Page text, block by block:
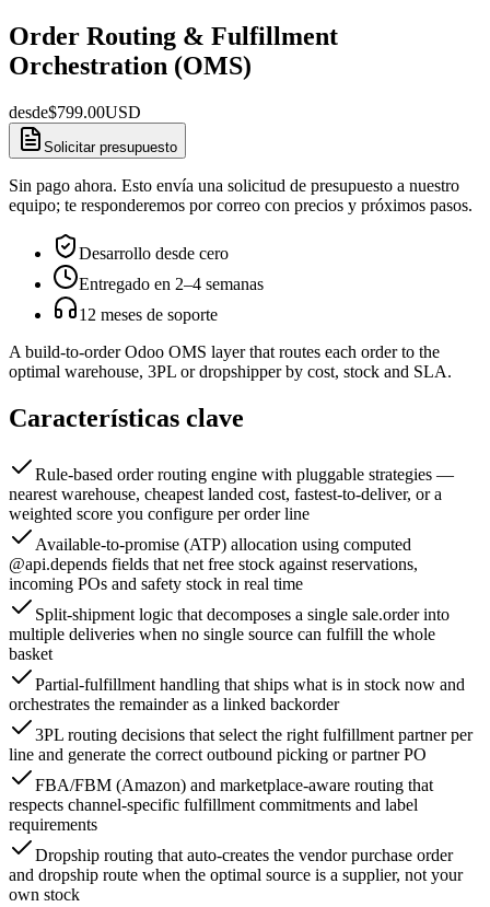
Order Routing & Fulfillment
Orchestration (OMS)
desde$799.00USD
Solicitar presupuesto
Sin pago ahora. Esto envía una solicitud de presupuesto a nuestro
equipo; te responderemos por correo con precios y próximos pasos.
Desarrollo desde cero
Entregado en 2–4 semanas
12 meses de soporte
A build-to-order Odoo OMS layer that routes each order to the
optimal warehouse, 3PL or dropshipper by cost, stock and SLA.
Características clave
Rule-based order routing engine with pluggable strategies —
nearest warehouse, cheapest landed cost, fastest-to-deliver, or a
weighted score you configure per order line
Available-to-promise (ATP) allocation using computed
@api.depends fields that net free stock against reservations,
incoming POs and safety stock in real time
Split-shipment logic that decomposes a single sale.order into
multiple deliveries when no single source can fulfill the whole
basket
Partial-fulfillment handling that ships what is in stock now and
orchestrates the remainder as a linked backorder
3PL routing decisions that select the right fulfillment partner per
line and generate the correct outbound picking or partner PO
FBA/FBM (Amazon) and marketplace-aware routing that
respects channel-specific fulfillment commitments and label
requirements
Dropship routing that auto-creates the vendor purchase order
and dropship route when the optimal source is a supplier, not your
own stock